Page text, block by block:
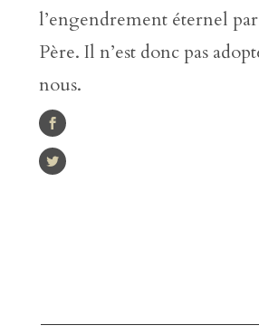
l’engendrement éternel
Père. Il n’est donc pas
nous.